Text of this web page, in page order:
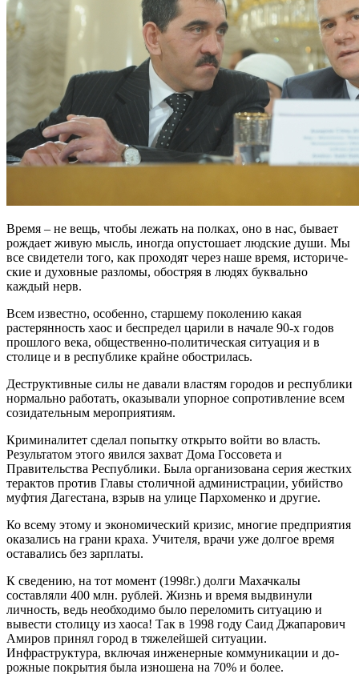
Время – не вещь, чтобы лежать на полках, оно в нас, бывает
рождает жи­вую мысль, иногда опустошает люд­ские души. Мы
все свидетели того, как проходят через наше время, историче­
ские и духовные разломы, обостряя в людях буквально
каждый нерв.
Всем известно, особенно, старшему по­колению какая
растерянность хаос и бес­предел царили в начале 90-х годов
про­шлого века, общественно-политическая ситуация и в
столице и в республике край­не обострилась.
Деструктивные силы не давали вла­стям городов и республики
нормально работать, оказывали упорное сопротив­ление всем
созидательным мероприя­тиям.
Криминалитет сделал попытку открыто войти во власть.
Результатом этого явил­ся захват Дома Госсовета и
Правительства Республики. Была организована серия жестких
терактов против Главы столичной администрации, убийство
муфтия Даге­стана, взрыв на улице Пархоменко и дру­гие.
Ко всему этому и экономический кризис, многие предприятия
оказались на грани краха. Учителя, врачи уже долгое время
оставались без зарплаты.
К сведению, на тот момент (1998г.) дол­ги Махачкалы
составляли 400 млн. рублей. Жизнь и время выдвинули
личность, ведь необходимо было переломить ситуацию и
вывести столицу из хаоса! Так в 1998 году Саид Джапарович
Амиров принял город в тяжелейшей ситуации.
Инфраструктура, включая инженерные коммуникации и до­
рожные покрытия была изношена на 70% и более.